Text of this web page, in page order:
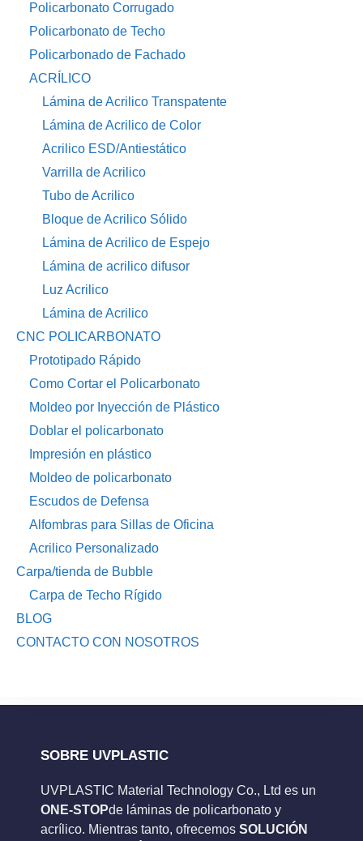
Policarbonato Corrugado
Policarbonato de Techo
Policarbonado de Fachado
ACRÍLICO
Lámina de Acrilico Transpatente
Lámina de Acrilico de Color
Acrilico ESD/Antiestático
Varrilla de Acrilico
Tubo de Acrilico
Bloque de Acrilico Sólido
Lámina de Acrilico de Espejo
Lámina de acrilico difusor
Luz Acrilico
Lámina de Acrilico
CNC POLICARBONATO
Prototipado Rápido
Como Cortar el Policarbonato
Moldeo por Inyección de Plástico
Doblar el policarbonato
Impresión en plástico
Moldeo de policarbonato
Escudos de Defensa
Alfombras para Sillas de Oficina
Acrilico Personalizado
Carpa/tienda de Bubble
Carpa de Techo Rígido
BLOG
CONTACTO CON NOSOTROS
SOBRE UVPLASTIC
UVPLASTIC Material Technology Co., Ltd es un
ONE-STOPde láminas de policarbonato y
acrílico. Mientras tanto, ofrecemos SOLUCIÓN